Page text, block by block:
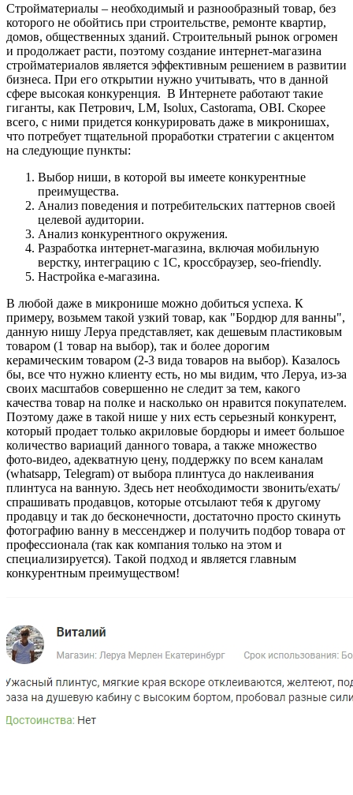
Стройматериалы – необходимый и разнообразный товар, без
которого не обойтись при строительстве, ремонте квартир,
домов, общественных зданий. Строительный рынок огромен
и продолжает расти, поэтому создание интернет-магазина
стройматериалов является эффективным решением в развитии
бизнеса. При его открытии нужно учитывать, что в данной
сфере высокая конкуренция. В Интернете работают такие
гиганты, как Петрович, LM, Isolux, Castorama, OBI. Скорее
всего, с ними придется конкурировать даже в микронишах,
что потребует тщательной проработки стратегии с акцентом
на следующие пункты:
Выбор ниши, в которой вы имеете конкурентные
преимущества.
Анализ поведения и потребительских паттернов своей
целевой аудитории.
Анализ конкурентного окружения.
Разработка интернет-магазина, включая мобильную
верстку, интеграцию с 1С, кроссбраузер, seo-friendly.
Настройка е-магазина.
В любой даже в микронише можно добиться успеха. К
примеру, возьмем такой узкий товар, как "Бордюр для ванны",
данную нишу Леруа представляет, как дешевым пластиковым
товаром (1 товар на выбор), так и более дорогим
керамическим товаром (2-3 вида товаров на выбор). Казалось
бы, все что нужно клиенту есть, но мы видим, что Леруа, из-за
своих масштабов совершенно не следит за тем, какого
качества товар на полке и насколько он нравится покупателем.
Поэтому даже в такой нише у них есть серьезный конкурент,
который продает только акриловые бордюры и имеет большое
количество вариаций данного товара, а также множество
фото-видео, адекватную цену, поддержку по всем каналам
(whatsapp, Telegram) от выбора плинтуса до наклеивания
плинтуса на ванную. Здесь нет необходимости звонить/ехать/
спрашивать продавцов, которые отсылают тебя к другому
продавцу и так до бесконечности, достаточно просто скинуть
фотографию ванну в мессенджер и получить подбор товара от
профессионала (так как компания только на этом и
специализируется). Такой подход и является главным
конкурентным преимуществом!